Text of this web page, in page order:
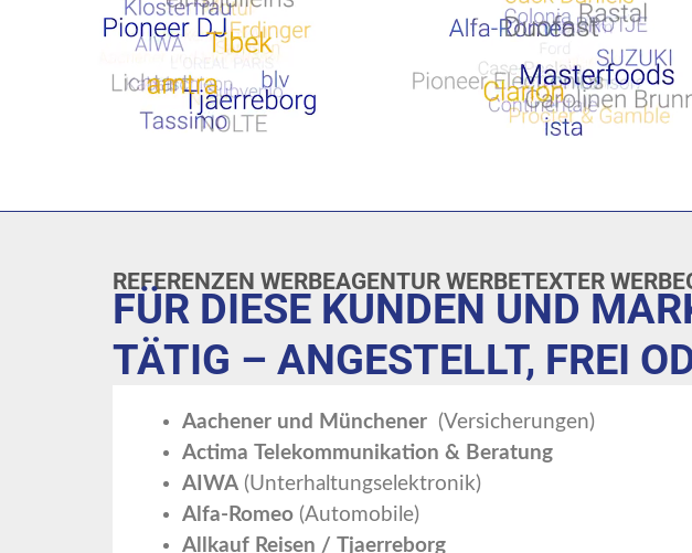
REFERENZEN WERBEAGENTUR WERBETEXTER
FÜR DIESE KUNDEN UND
TÄTIG – ANGESTELLT, FREI
Aachener und Münchener(Versicherungen)
Actima Telekommunikation & Beratung
AIWA(Unterhaltungselektronik)
Alfa-Romeo(Automobile)
Allkauf Reisen / Tjaerreborg